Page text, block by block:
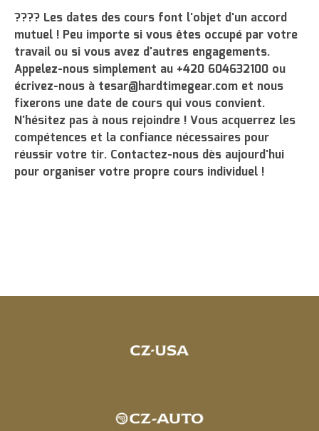
???? Les dates des cours font l'objet d'un accord
mutuel ! Peu importe si vous êtes occupé par votre
travail ou si vous avez d'autres engagements.
Appelez-nous simplement au +420 604632100 ou
écrivez-nous à tesar@hardtimegear.com et nous
fixerons une date de cours qui vous convient.
N'hésitez pas à nous rejoindre ! Vous acquerrez les
compétences et la confiance nécessaires pour
réussir votre tir. Contactez-nous dès aujourd'hui
pour organiser votre propre cours individuel !